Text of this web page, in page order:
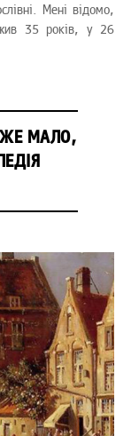
Мені відомо,
35 років, у 26
МАЛО,